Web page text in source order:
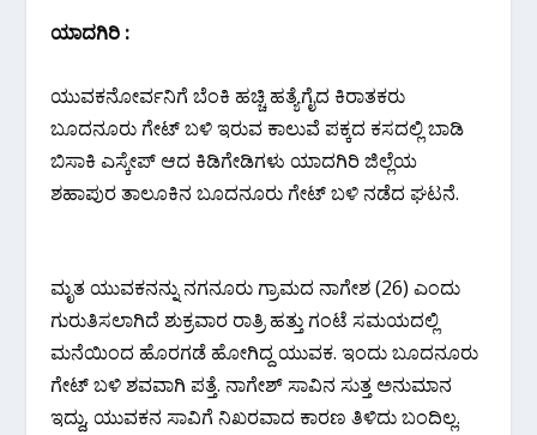
ಯಾದಗಿರಿ :
ಯುವಕನೋರ್ವನಿಗೆ ಬೆಂಕಿ ಹಚ್ಚಿ ಹತ್ಯೆಗೈದ ಕಿರಾತಕರು
ಬೂದನೂರು ಗೇಟ್ ಬಳಿ ಇರುವ ಕಾಲುವೆ ಪಕ್ಕದ ಕಸದಲ್ಲಿ ಬಾಡಿ
ಬಿಸಾಕಿ ಎಸ್ಕೇಪ್ ಆದ ಕಿಡಿಗೇಡಿಗಳು ಯಾದಗಿರಿ ಜಿಲ್ಲೆಯ
ಶಹಾಪುರ ತಾಲೂಕಿನ ಬೂದನೂರು ಗೇಟ್ ಬಳಿ ನಡೆದ ಘಟನೆ.
ಮೃತ ಯುವಕನನ್ನು ನಗನೂರು ಗ್ರಾಮದ ನಾಗೇಶ (26) ಎಂದು
ಗುರುತಿಸಲಾಗಿದೆ ಶುಕ್ರವಾರ ರಾತ್ರಿ ಹತ್ತು ಗಂಟೆ ಸಮಯದಲ್ಲಿ
ಮನೆಯಿಂದ ಹೊರಗಡೆ ಹೋಗಿದ್ದ ಯುವಕ. ಇಂದು ಬೂದನೂರು
ಗೇಟ್ ಬಳಿ ಶವವಾಗಿ ಪತ್ತೆ. ನಾಗೇಶ್ ಸಾವಿನ ಸುತ್ತ ಅನುಮಾನ
ಇದ್ದು, ಯುವಕನ ಸಾವಿಗೆ ನಿಖರವಾದ ಕಾರಣ ತಿಳಿದು ಬಂದಿಲ್ಲ.